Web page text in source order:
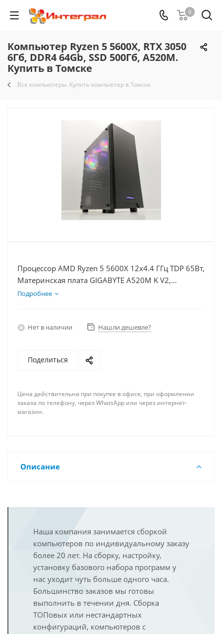
0
Компьютер Ryzen 5 5600X, RTX 3050
6Гб, DDR4 64Gb, SSD 500Гб, A520M.
Купить в Томске
Все компьютеры. Купить компьютер в Томске
Процессор AMD Ryzen 5 5600X 12x4.4 ГГц TDP 65Вт,
Материнская плата GIGABYTE A520M K V2,
Видеокарта RTX 3050 6Гб, Память DDR4 64Gb,
Подробнее
Нет в наличии Нашли дешевле?
Поделиться
Цена действительна при покупке в офисе, при оформлении
заказа по телефону, через WhatsApp или через интернет-
магазин.
Описание
Наша компания занимается сборкой
компьютеров по индивидуальному заказу
более 20 лет. На сборку, настройку,
установку базового набора программ у
нас уходит чуть больше одного часа.
Большинство заказов мы готовы
выполнить в течении дня. Сборка
ТОПовых или нестандартных
конфигураций, компьютеров с